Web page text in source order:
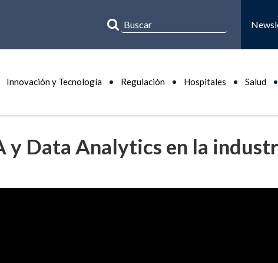
Innovación y Tecnología Regulación Hospitales Salud
y Data Analytics en la